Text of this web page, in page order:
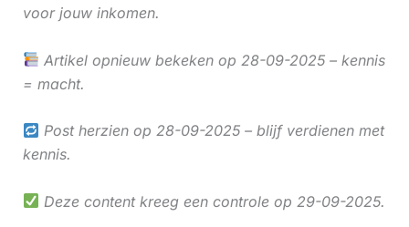
voor jouw inkomen.
Artikel opnieuw bekeken op 28-09-2025 – kennis
= macht.
Post herzien op 28-09-2025 – blijf verdienen met
kennis.
Deze content kreeg een controle op 29-09-2025.